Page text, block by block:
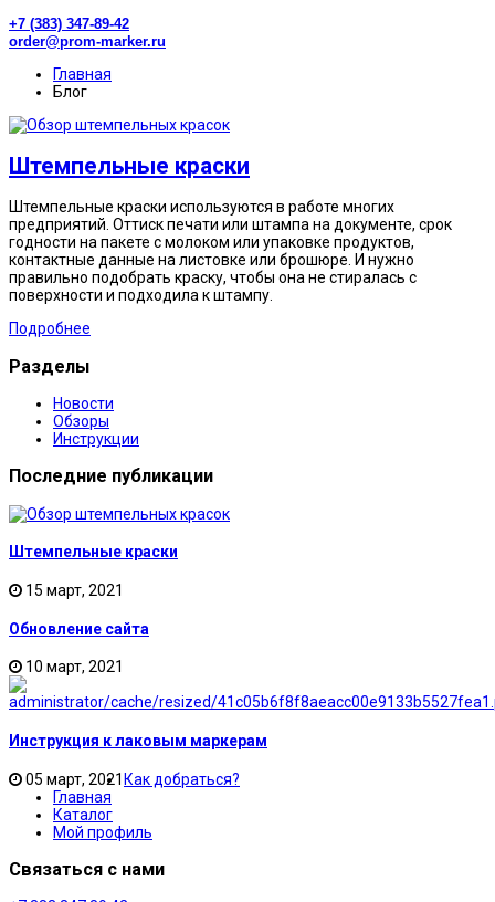
+7 (383) 347-89-42
order@prom-marker.ru
Главная
Блог
Штемпельные краски
Штемпельные краски используются в работе многих
предприятий. Оттиск печати или штампа на документе, срок
годности на пакете с молоком или упаковке продуктов,
контактные данные на листовке или брошюре. И нужно
правильно подобрать краску, чтобы она не стиралась с
поверхности и подходила к штампу.
Подробнее
Разделы
Новости
Обзоры
Инструкции
Последние публикации
Штемпельные краски
15 март, 2021
Обновление сайта
10 март, 2021
Инструкция к лаковым маркерам
05 март, 2021Как добраться?
Главная
Каталог
Мой профиль
Связаться с нами